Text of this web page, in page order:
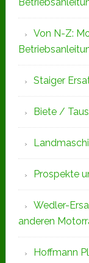
Von N-Z:
Staiger
Biete /
Prospekte
Wedler-
anderen
Hoffmann